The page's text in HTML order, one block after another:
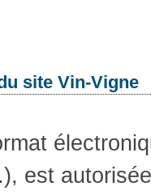
site Vin-Vigne
est